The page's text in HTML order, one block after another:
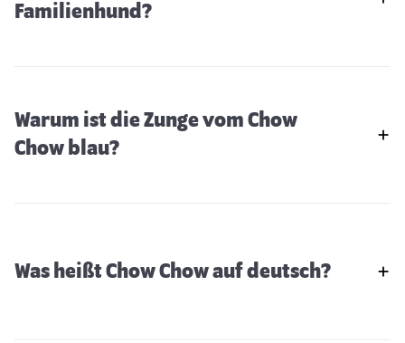
Familienhund?
Warum ist die Zunge vom Chow
Chow blau?
Was heißt Chow Chow auf deutsch?
Berner Sennenhund